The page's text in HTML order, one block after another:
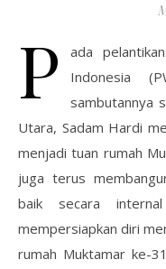
P
ada
Indonesia
sambutannya
Utara, Sadam Hardi
menjadi tuan rumah
juga terus
baik secara
mempersiapkan diri
rumah Muktamar ke-